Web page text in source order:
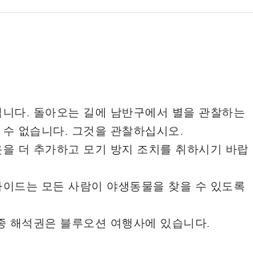
다. 돌아오는 길에 남반구에서 별을 관찰하는
없습니다. 그것을 관찰하십시오.
더 추가하고 모기 방지 조치를 취하시기 바랍
드는 모든 사람이 야생동물을 찾을 수 있도록
해석권은 블루오션 여행사에 있습니다.